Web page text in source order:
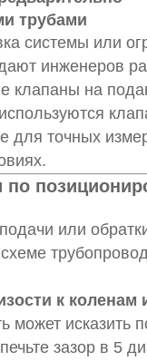
трубами
системы или
инженеров
клапаны на
для точных
по
или
к коленам
может исказить
зазор в 5